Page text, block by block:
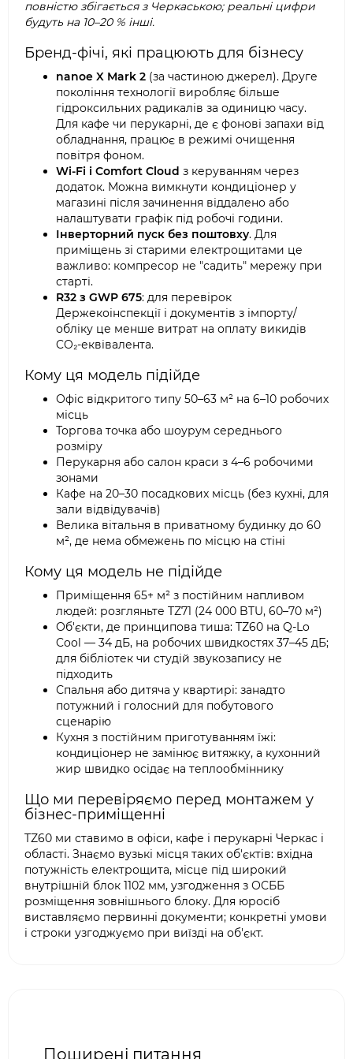
повністю збігається з Черкаською; реальні цифри
будуть на 10–20 % інші.
Бренд-фічі, які працюють для бізнесу
nanoe X Mark 2 (за частиною джерел). Друге
покоління технології виробляє більше
гідроксильних радикалів за одиницю часу.
Для кафе чи перукарні, де є фонові запахи від
обладнання, працює в режимі очищення
повітря фоном.
Wi-Fi і Comfort Cloud з керуванням через
додаток. Можна вимкнути кондиціонер у
магазині після зачинення віддалено або
налаштувати графік під робочі години.
Інверторний пуск без поштовху. Для
приміщень зі старими електрощитами це
важливо: компресор не "садить" мережу при
старті.
R32 з GWP 675: для перевірок
Держекоінспекції і документів з імпорту/
обліку це менше витрат на оплату викидів
CO₂-еквівалента.
Кому ця модель підійде
Офіс відкритого типу 50–63 м² на 6–10 робочих
місць
Торгова точка або шоурум середнього
розміру
Перукарня або салон краси з 4–6 робочими
зонами
Кафе на 20–30 посадкових місць (без кухні, для
зали відвідувачів)
Велика вітальня в приватному будинку до 60
м², де нема обмежень по місцю на стіні
Кому ця модель не підійде
Приміщення 65+ м² з постійним напливом
людей: розгляньте TZ71 (24 000 BTU, 60–70 м²)
Об'єкти, де принципова тиша: TZ60 на Q-Lo
Cool — 34 дБ, на робочих швидкостях 37–45 дБ;
для бібліотек чи студій звукозапису не
підходить
Спальня або дитяча у квартирі: занадто
потужний і голосний для побутового
сценарію
Кухня з постійним приготуванням їжі:
кондиціонер не замінює витяжку, а кухонний
жир швидко осідає на теплообміннику
Що ми перевіряємо перед монтажем у
бізнес-приміщенні
TZ60 ми ставимо в офіси, кафе і перукарні Черкас і
області. Знаємо вузькі місця таких об'єктів: вхідна
потужність електрощита, місце під широкий
внутрішній блок 1102 мм, узгодження з ОСББ
розміщення зовнішнього блоку. Для юросіб
виставляємо первинні документи; конкретні умови
і строки узгоджуємо при виїзді на об'єкт.
Поширені питання